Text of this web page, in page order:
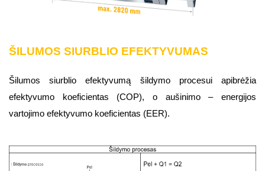
ŠILUMOS SIURBLIO EFEKTYVUMAS
Šilumos siurblio efektyvumą šildymo procesui apibrėžia
efektyvumo koeficientas (COP), o aušinimo – energijos
vartojimo efektyvumo koeficientas (EER).